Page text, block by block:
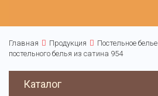
Главная Продукция Постельное белье
постельного белья из сатина 954
Каталог